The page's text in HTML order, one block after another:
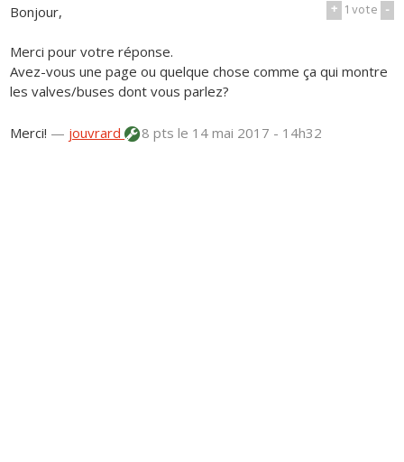
+ 1vote -
Bonjour,
Merci pour votre réponse.
Avez-vous une page ou quelque chose comme ça qui montre
les valves/buses dont vous parlez?
Merci! — jouvrard 8 ptsle 14 mai 2017 - 14h32